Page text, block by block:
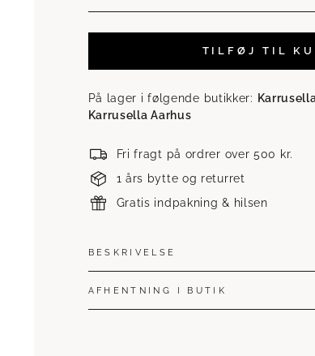
TILFØJ TIL
På lager i følgende butikker:
Karrusella Aarhus
Fri fragt på ordrer over 500 kr.
1 års bytte og returret
Gratis indpakning & hilsen
BESKRIVELSE
AFHENTNING I BUTIK